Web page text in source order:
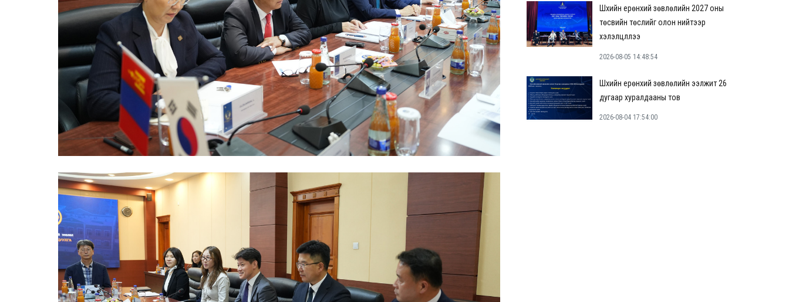
Шүүхийн ерөнхий зөвлөлийн 2027 оны
төсвийн төслийг олон нийтээр
хэлэлцүүллээ
2026-08-05 14:48:54
Шүүхийн ерөнхий зөвлөлийн ээлжит 26
дугаар хуралдааны тов
2026-08-04 17:54:00